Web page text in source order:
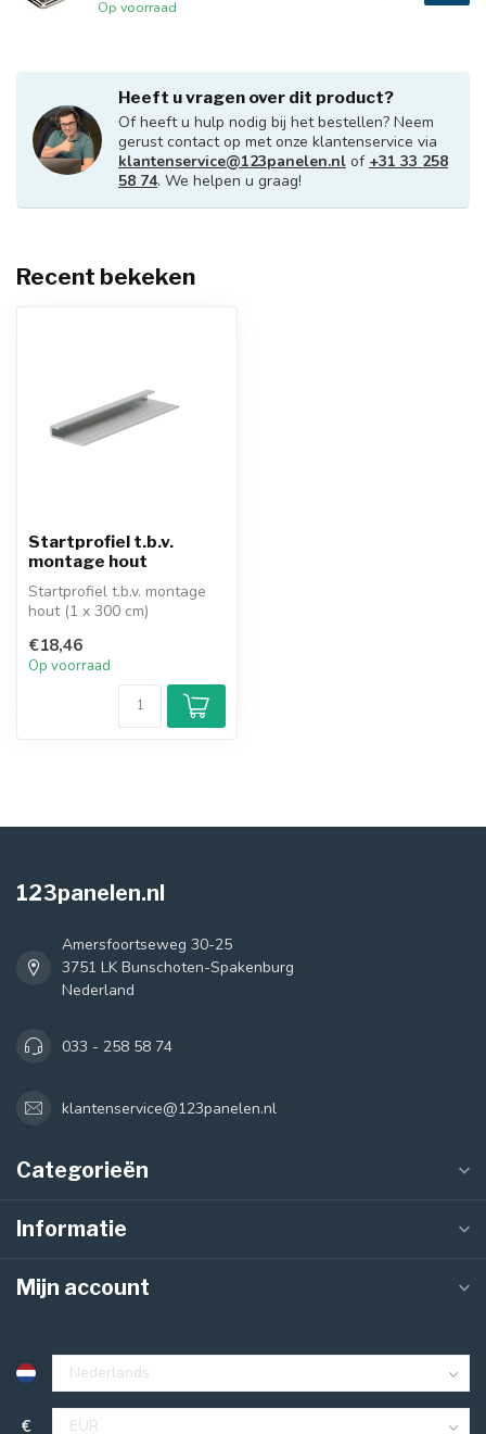
Op voorraad
Heeft u vragen over dit product?
Of heeft u hulp nodig bij het bestellen? Neem
gerust contact op met onze klantenservice via
klantenservice@123panelen.nl of +31 33 258
58 74. We helpen u graag!
Recent bekeken
Startprofiel t.b.v.
montage hout
Startprofiel t.b.v. montage
hout (1 x 300 cm)
€18,46
Op voorraad
123panelen.nl
Amersfoortseweg 30-25
3751 LK Bunschoten-Spakenburg
Nederland
033 - 258 58 74
klantenservice@123panelen.nl
Categorieën
Informatie
Mijn account
€